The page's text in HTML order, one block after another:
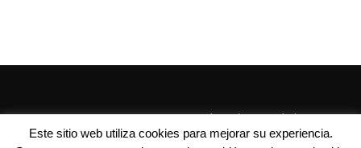
Quienes Somos Autores
Politica de Privacidad
Este sitio web utiliza cookies para mejorar su experiencia.